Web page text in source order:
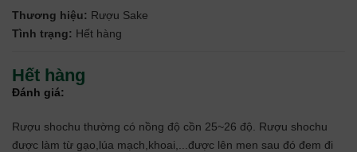
Thương hiệu: Rượu Sake
Tình trạng: Hết hàng
Hết hàng
Đánh giá:
Rượu shochu thường có nồng độ cồn 25~26 độ. Rượu shochu
được làm từ gạo,lúa mạch,khoai,...được lên men sau đó đem đi